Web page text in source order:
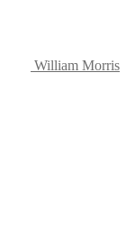
William Morris